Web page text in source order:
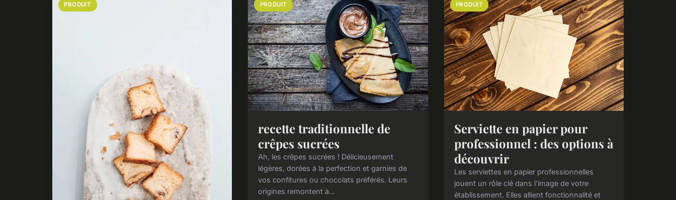
PRODUIT PRODUIT
recette traditionnelle de
crêpes sucrées
Ah, les crêpes sucrées ! Délicieusement
légères, dorées à la perfection et garnies de
vos confitures ou chocolats préférés. Leurs
origines remontent à...
PRODUIT
Serviette en papier pour
professionnel : des options à
découvrir
Les serviettes en papier professionnelles
jouent un rôle clé dans l'image de votre
établissement. Elles allient fonctionnalité et